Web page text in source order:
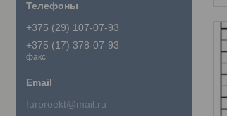
+375 (29) 107-07-93
+375 (17) 378-07-93
факс
furproekt@mail.ru